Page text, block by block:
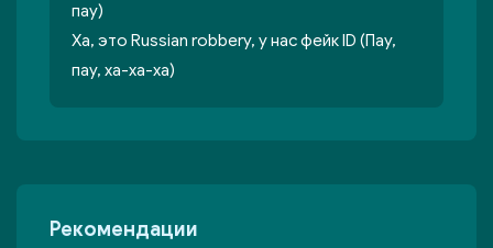
пау)
Ха, это Russian robbery, у нас фейк ID (Пау,
пау, ха-ха-ха)
Рекомендации